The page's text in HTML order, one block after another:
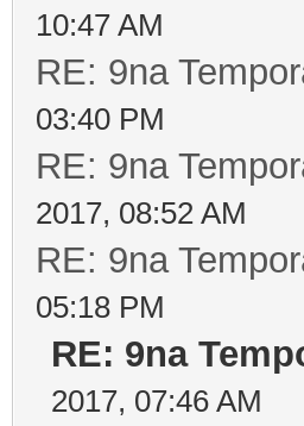
10:47 AM
RE: 9na
03:40 PM
RE: 9na
2017, 08:52 AM
RE: 9na
05:18 PM
RE: 9na
2017, 07:46 AM